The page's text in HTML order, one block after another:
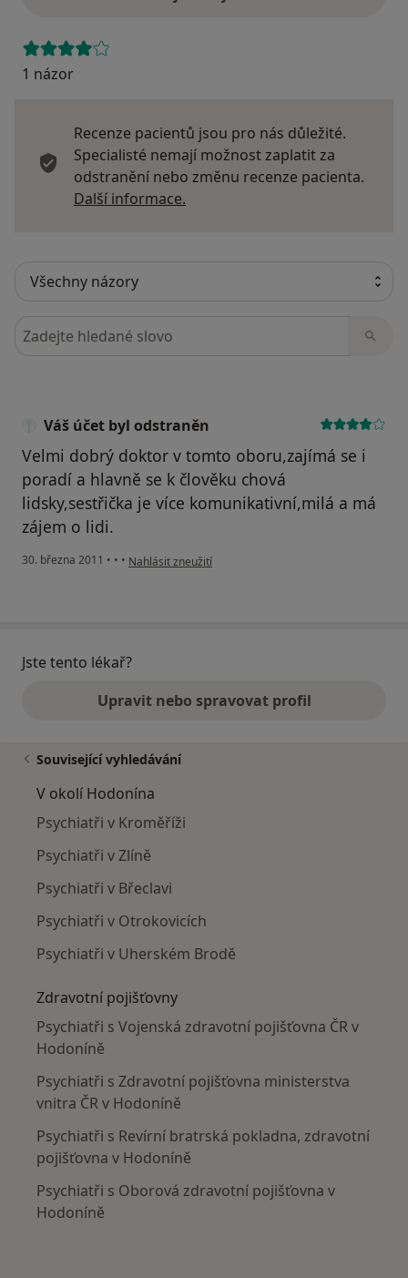
1 názor
Recenze pacientů jsou pro nás důležité.
Specialisté nemají možnost zaplatit za
odstranění nebo změnu recenze pacienta.
Další informace.
Hledejte v názorech
Váš účet byl odstraněn
Velmi dobrý doktor v tomto oboru,zajímá se i
poradí a hlavně se k člověku chová
lidsky,sestřička je více komunikativní,milá a má
zájem o lidi.
30. března 2011 • • • podle názoru uživatele Váš účet byl odstraněn
Nahlásit zneužití
Jste tento lékař?
Upravit nebo spravovat profil
Související vyhledávání
V okolí Hodonína
Psychiatři v Kroměříži
Psychiatři v Zlíně
Psychiatři v Břeclavi
Psychiatři v Otrokovicích
Psychiatři v Uherském Brodě
Zdravotní pojišťovny
Psychiatři s Vojenská zdravotní pojišťovna ČR v
Hodoníně
Psychiatři s Zdravotní pojišťovna ministerstva
vnitra ČR v Hodoníně
Psychiatři s Revírní bratrská pokladna, zdravotní
pojišťovna v Hodoníně
Psychiatři s Oborová zdravotní pojišťovna v
Hodoníně